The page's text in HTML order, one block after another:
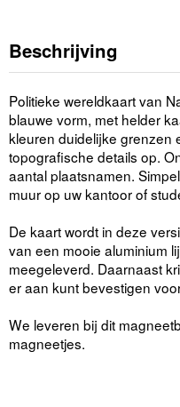
Beschrijving
Politieke wereldkaart van
blauwe vorm, met helder
kleuren duidelijke grenzen
topografische details op.
aantal plaatsnamen.
muur op uw kantoor of
De kaart wordt in deze
van een mooie aluminium
meegeleverd. Daarnaast
er aan kunt bevestigen
We leveren bij dit
magneetjes.